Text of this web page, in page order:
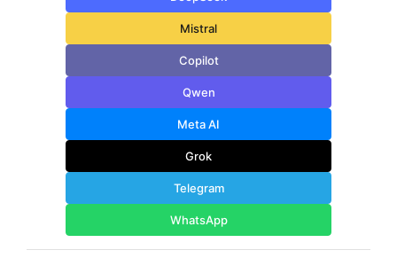
Mistral
Copilot
Qwen
Meta AI
Grok
Telegram
WhatsApp